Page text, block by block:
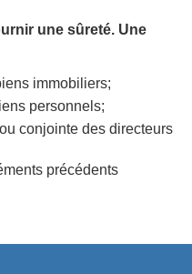
une sûreté. Une
immobiliers;
personnels;
conjointe des directeurs
précédents